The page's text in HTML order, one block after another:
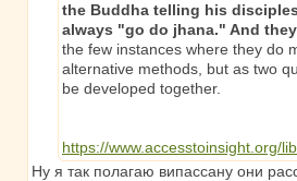
the Buddha telling his
always "go do jhana." And
the few instances where they do
alternative methods, but as two
be developed together.
https://www.accesstoinsight.org/
Ну я так полагаю випассану они